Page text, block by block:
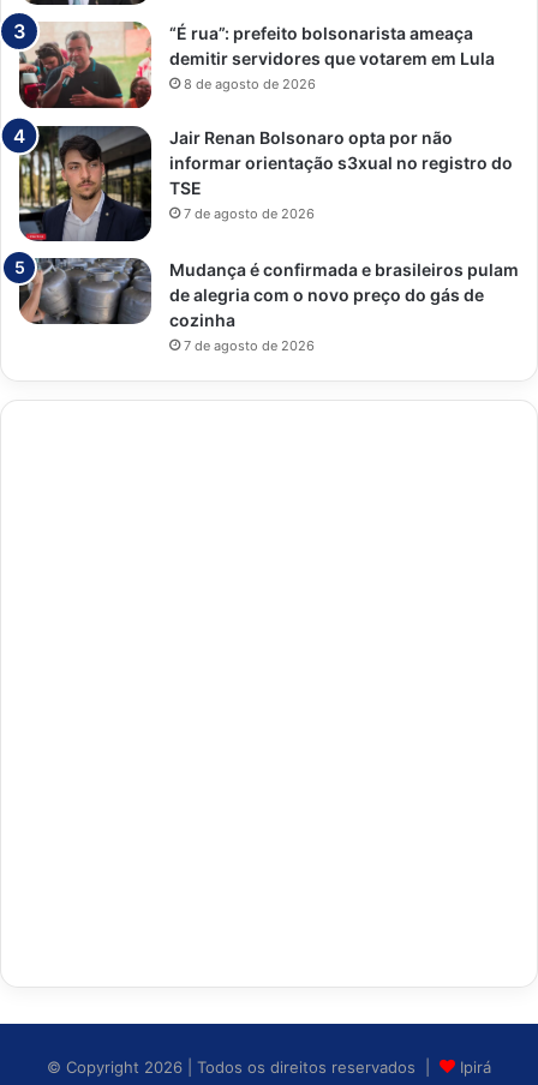
“É rua”: prefeito bolsonarista ameaça
demitir servidores que votarem em Lula
8 de agosto de 2026
Jair Renan Bolsonaro opta por não
informar orientação s3xual no registro do
TSE
7 de agosto de 2026
Mudança é confirmada e brasileiros pulam
de alegria com o novo preço do gás de
cozinha
7 de agosto de 2026
© Copyright 2026 | Todos os direitos reservados | Ipirá